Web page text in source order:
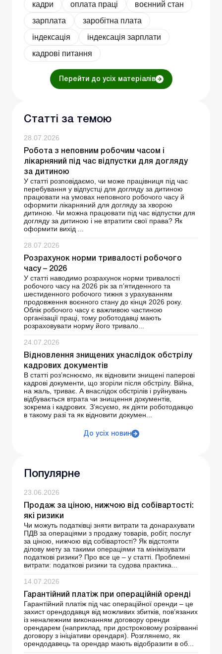
кадри оплата праці
воєнний стан
зарплата
заробітна плата
індексація
індексація зарплати
кадрові питання
Перейти до усіх матеріалів
Статті за темою
28.07.2026
Робота з неповним робочим часом і
лікарняний під час відпустки для догляду
за дитиною
У статті розповідаємо, чи може працівниця під час
перебування у відпустці для догляду за дитиною
працювати на умовах неповного робочого часу й
оформити лікарняний для догляду за хворою
дитиною. Чи можна працювати під час відпустки для
догляду за дитиною і не втратити свої права? Як
оформити вихід ...
28.07.2026
Розрахунок норми тривалості робочого
часу – 2026
У статті наводимо розрахунок норми тривалості
робочого часу на 2026 рік за п’ятиденного та
шестиденного робочого тижня з урахуванням
продовження воєнного стану до кінця 2026 року.
Облік робочого часу є важливою частиною
організації праці, тому роботодавці мають
розраховувати норму його тривало...
24.07.2026
Відновлення знищених унаслідок обстрілу
кадрових документів
В статті роз’яснюємо, як відновити знищені паперові
кадрові документи, що згоріли після обстрілу. Війна,
на жаль, триває. А внаслідок обстрілів і руйнувань
відбувається втрата чи знищення документів,
зокрема і кадрових. З’ясуємо, як діяти роботодавцю
в такому разі та як відновити докумен...
До усіх новин
Популярне
23.06.2026
Продаж за ціною, нижчою від собівартості:
які ризики
Чи можуть податківці зняти витрати та донарахувати
ПДВ за операціями з продажу товарів, робіт, послуг
за ціною, нижчою від собівартості? Як відстояти
ділову мету за такими операціями та мінімізувати
податкові ризики? Про все це – у статті. Проблемні
витрати: податкові ризики та судова практика...
14.07.2026
Гарантійний платіж при операційній оренді
Гарантійний платіж під час операційної оренди – це
захист орендодавця від можливих збитків, пов’язаних
із неналежним виконанням договору оренди
орендарем (наприклад, при достроковому розірванні
договору з ініціативи орендаря). Розглянемо, як
орендодавець та орендар мають відобразити в об...